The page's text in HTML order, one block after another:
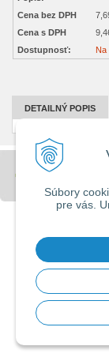
Súbory
pre vás.
Cena bez DPH
Cena s DPH
Dostupnosť:
Na
DETAILNÝ POPIS
© 2026 Stavebniny -